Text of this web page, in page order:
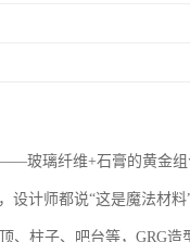
玻璃纤维+石膏的黄金
设计师都说“这是魔法材
、柱子、吧台等，GRG